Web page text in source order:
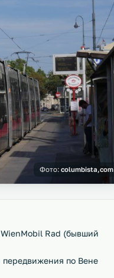
Фото: columbista,com
Rad (бывший
по Вене